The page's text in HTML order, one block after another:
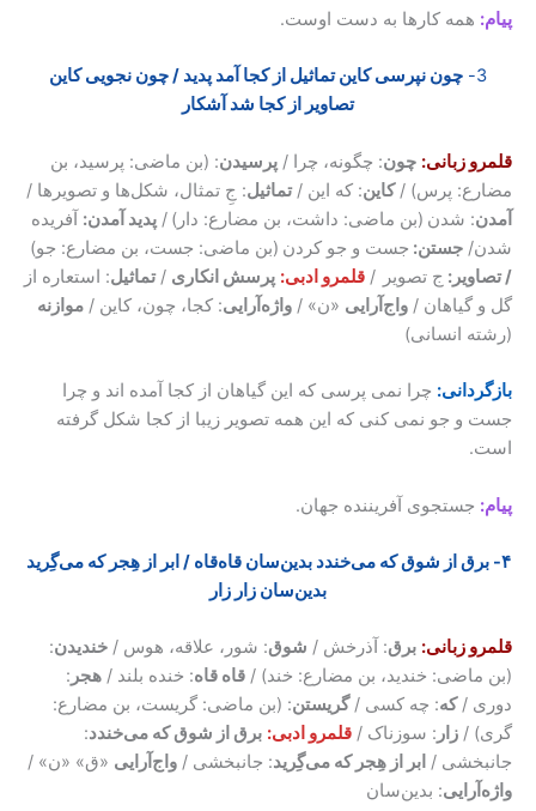
پیام: همه کارها به دست اوست.
3-
چون نپرسی‌ کاین تماثیل از کجا آمد پدید / چون نجویی ‌کاین
‌‌تصاویر از کجا شد آشکار
قلمرو زبانی: چون: چگونه، چرا / پرسیدن: (بن ماضی: پرسید، بن
مضارع: پرس) /کاین: که این /تماثیل: جِ تمثال، شکل‌ها و تصویرها /
آمدن: شدن (بن ماضی: داشت، بن مضارع: دار) / پدید آمدن: آفریده
شدن/ جستن: جست و جو کردن (بن ماضی: جست، بن مضارع: جو)
/ ‌‌تصاویر: ج تصویر / قلمرو ادبی: پرسش انکاری /تماثیل: استعاره از
گل و گیاهان / واج‌آرایی «ن» / واژه‌آرایی: کجا، چون، کاین / موازنه
(رشته انسانی)
بازگردانی: چرا نمی پرسی که این گیاهان از کجا آمده اند و چرا
جست و جو نمی کنی که این همه تصویر زیبا از کجا شکل گرفته
است.
پیام: جستجوی آفریننده جهان.
۴- برق از شوق‌ که‌ می‌خندد بدین‌سان قاه‌قاه / ابر از هِجر که می‌گِرید
بدین‌سان زار زار
قلمرو زبانی: برق: آذرخش / شوق: شور، علاقه، هوس / خندیدن:
(بن ماضی: خندید، بن مضارع: خند) / قاه قاه: خنده بلند / هجر :
دوری /که: چه کسی /گریستن: (بن ماضی: گریست، بن مضارع:
گری) / زار : سوزناک / قلمرو ادبی: برق از شوق‌ که‌ می‌خندد:
جانبخشی / ابر از هِجر که می‌گِرید: جانبخشی / واج‌آرایی «ق» «ن» /
واژه‌آرایی: بدین‌سان